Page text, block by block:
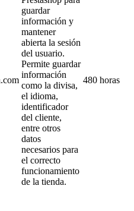
guardar
información y
mantener
abierta la sesión
del usuario.
Permite guardar
información
como la divisa,
el idioma,
identificador
del cliente,
entre otros
datos
necesarios para
el correcto
funcionamiento
de la tienda.
480 horas